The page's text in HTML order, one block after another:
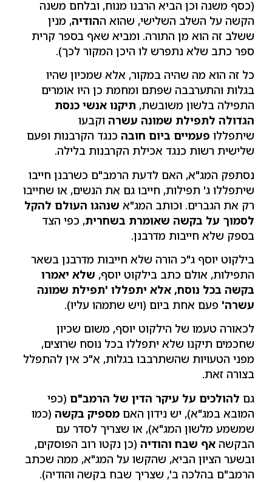
(כסף משנה וכן הביא הרבנו מנוח, ובלחם משנה
הקשה על השלב השלישי, שהוא ההודיה, מנין
ששלב זה הוא מן התורה. ומביא שאף בספר קרית
ספר כתב שלא נתפרש לו היכן המקור לכך).
כל זה הוא מה שהיה במקור, אלא שמכיון שהיו
בגלות והתערבבה שפתם ומחמת כן היו אומרים
התפילה בלשון משובשת, תיקנו אנשי כנסת
הגדולה לתפילת שמונה עשרה וקבעו
שיתפללו פעמיים ביום חובה כנגד הקרבנות ופעם
שלישית רשות כנגד אכילת הקרבנות בלילה.
נסתפק המג"א, האם לדעת הרמב"ם כשרבנן חייבו
שיתפללו ג' תפילות, חייבו גם את הנשים, או שחייבו
רק את הגברים. וכותב המג"א שנהגו העולם להקל
לסמוך על בקשה שאומרת בשחרית, כפי הצד
בספק שלא חייבות מדרבנן.
בילקוט יוסף ג"כ הורה שלא חייבות מדרבנן בשאר
התפילות, אולם כתב בילקוט יוסף, שלא יאמרו
בקשה בכל נוסח, אלא יתפללו 'תפילת שמונה
עשרה' פעם אחת ביום (ויש שתמהו עליו).
לכאורה טעמו של הילקוט יוסף, משום שכיון
שחכמים תיקנו שלא יתפללו בכל נוסח שרוצים,
מפני הטעויות שהשתרבבו בגלות, א"כ אין להתפלל
בצורה זאת.
גם להולכים על עיקר הדין של הרמב"ם (כפי
המובא במג"א), יש נידון האם מספיק בקשה (כמו
שמשמע מלשון המג"א), או שצריך לסדר עם
הבקשה אף שבח והודיה (כן נקטו רוב הפוסקים,
ובשער הציון הביא, שהקשו על המג"א, ממה שכתב
הרמב"ם בהלכה ב', שצריך שבח בקשה והודיה).